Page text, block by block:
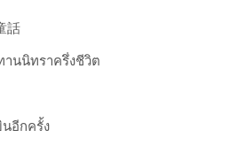
話
นนิทราครึ่งชีวิต
อีกครั้ง